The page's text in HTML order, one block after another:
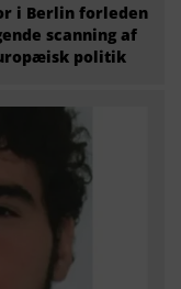
i Berlin forleden
scanning af
politik